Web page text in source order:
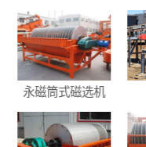
选机
永磁筒式磁选机